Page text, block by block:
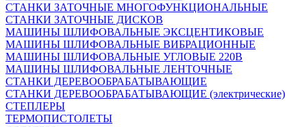
СТАНКИ ЗАТОЧНЫЕ МНОГОФУНКЦИОНАЛЬНЫЕ
СТАНКИ ЗАТОЧНЫЕ ДИСКОВ
МАШИНЫ ШЛИФОВАЛЬНЫЕ ЭКСЦЕНТИКОВЫЕ
МАШИНЫ ШЛИФОВАЛЬНЫЕ ВИБРАЦИОННЫЕ
МАШИНЫ ШЛИФОВАЛЬНЫЕ УГЛОВЫЕ 220В
МАШИНЫ ШЛИФОВАЛЬНЫЕ ЛЕНТОЧНЫЕ
СТАНКИ ДЕРЕВООБРАБАТЫВАЮЩИЕ
СТАНКИ ДЕРЕВООБРАБАТЫВАЮЩИЕ (электрические)
СТЕПЛЕРЫ
ТЕРМОПИСТОЛЕТЫ